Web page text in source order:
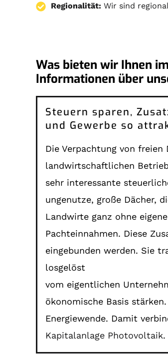
Regionalität: Wir sind
Was bieten wir Ihnen
Informationen über
Steuern sparen,
und Gewerbe so
Die Verpachtung von
landwirtschaftlichen
sehr interessante
ungenutze, große Dächer,
Landwirte ganz ohne
Pachteinnahmen. Diese
eingebunden werden. Sie
losgelöst
vom eigentlichen
ökonomische Basis
Energiewende. Damit
Kapitalanlage Photovoltaik.